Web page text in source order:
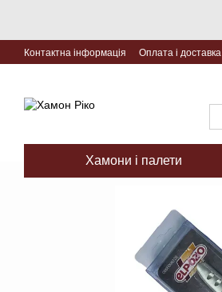
Контактна інформація Оплата і доставка
Хамони і палети